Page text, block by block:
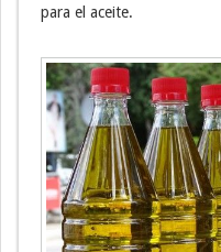
para el aceite.